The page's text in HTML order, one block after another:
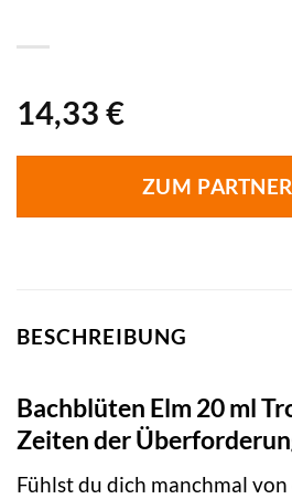
14,33 €
ZUM
BESCHREIBUNG
Bachblüten Elm 20 ml
Zeiten der
Fühlst du dich manchmal